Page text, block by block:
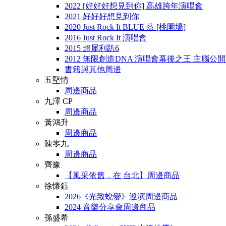
2022 [好好好想見到你] 高雄跨年演唱會
2021 好好好想見到你
2020 Just Rock It BLUE 藍 [桃園場]
2016 Just Rock It 演唱會
2015 超犀利趴6
2012 無限創造DNA 演唱會幕後之王 主腦公
書籍與其他周邊
五堅情
周邊商品
九澤 CP
周邊商品
黃鴻升
周邊商品
陳零九
周邊商品
齊豫
【風采依舊．在 台北】周邊商品
徐懷鈺
2026《光致蛻變》巡演周邊商品
2024 音樂分享會周邊商品
孫盛希